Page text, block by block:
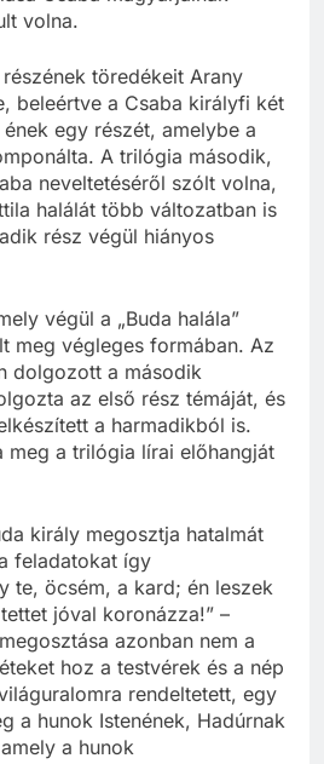
volna.
töredékeit Arany
beleértve a Csaba királyfi két
egy részét, amelybe a
A trilógia második,
neveltetéséről szólt volna,
halálát több változatban is
rész végül hiányos
végül a „Buda halála”
meg végleges formában. Az
dolgozott a második
az első rész témáját, és
a harmadikból is.
meg a trilógia lírai előhangját
király megosztja hatalmát
feladatokat így
te, öcsém, a kard; én leszek
jóval koronázza!” –
azonban nem a
hoz a testvérek és a nép
rendeltetett, egy
a hunok Istenének, Hadúrnak
a hunok